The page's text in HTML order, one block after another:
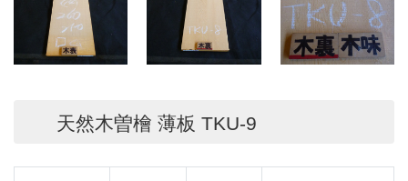
天然木曽檜 薄板 TKU-9